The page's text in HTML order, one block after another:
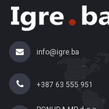
info@igre.ba
+387 63 555 951